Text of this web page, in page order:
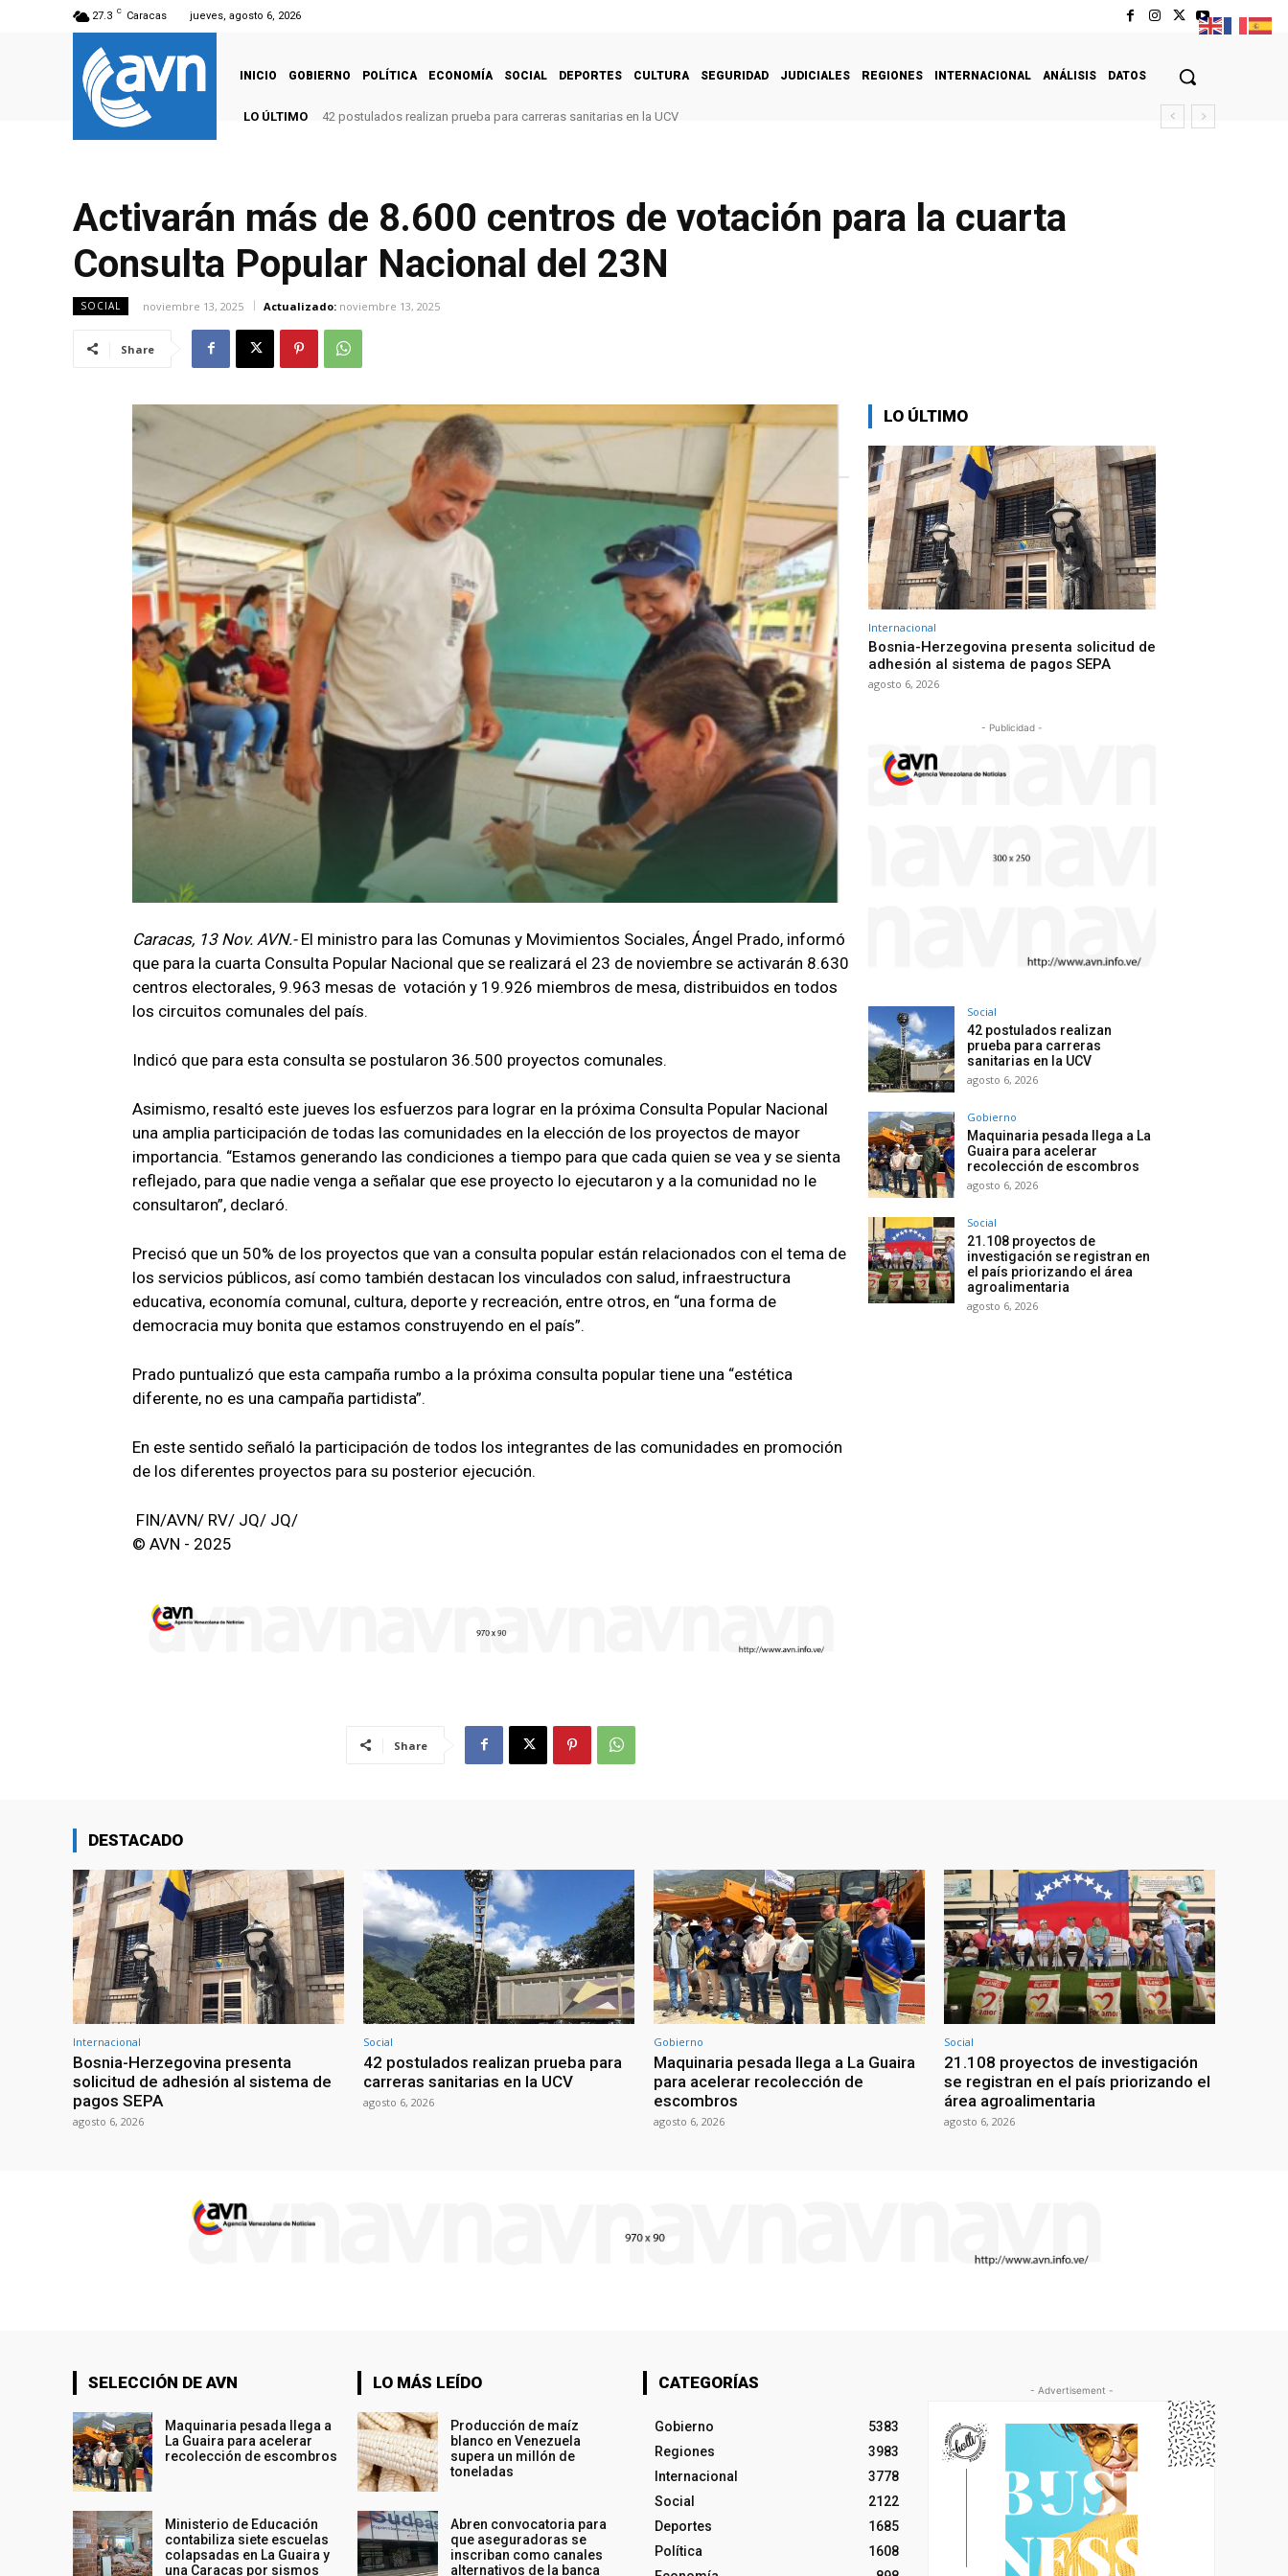
27.3 C Caracas jueves, agosto 6, 2026
INICIO GOBIERNO POLÍTICA ECONOMÍA SOCIAL DEPORTES CULTURA SEGURIDAD JUDICIALES REGIONES INTERNACIONAL ANÁLISIS DATOS
LO ÚLTIMO 42 postulados realizan prueba para carreras sanitarias en la UCV
Activarán más de 8.600 centros de votación para la cuarta
Consulta Popular Nacional del 23N
SOCIAL noviembre 13, 2025 Actualizado: noviembre 13, 2025
Share
Caracas, 13 Nov. AVN.- El ministro para las Comunas y Movimientos Sociales, Ángel Prado, informó
que para la cuarta Consulta Popular Nacional que se realizará el 23 de noviembre se activarán 8.630
centros electorales, 9.963 mesas de votación y 19.926 miembros de mesa, distribuidos en todos
los circuitos comunales del país.
Indicó que para esta consulta se postularon 36.500 proyectos comunales.
Asimismo, resaltó este jueves los esfuerzos para lograr en la próxima Consulta Popular Nacional
una amplia participación de todas las comunidades en la elección de los proyectos de mayor
importancia. “Estamos generando las condiciones a tiempo para que cada quien se vea y se sienta
reflejado, para que nadie venga a señalar que ese proyecto lo ejecutaron y a la comunidad no le
consultaron”, declaró.
Precisó que un 50% de los proyectos que van a consulta popular están relacionados con el tema de
los servicios públicos, así como también destacan los vinculados con salud, infraestructura
educativa, economía comunal, cultura, deporte y recreación, entre otros, en “una forma de
democracia muy bonita que estamos construyendo en el país”.
Prado puntualizó que esta campaña rumbo a la próxima consulta popular tiene una “estética
diferente, no es una campaña partidista”.
En este sentido señaló la participación de todos los integrantes de las comunidades en promoción
de los diferentes proyectos para su posterior ejecución.
FIN/AVN/ RV/ JQ/ JQ/
© AVN - 2025
Share
LO ÚLTIMO
Internacional
Bosnia-Herzegovina presenta solicitud de
adhesión al sistema de pagos SEPA
agosto 6, 2026
- Publicidad -
Social
42 postulados realizan
prueba para carreras
sanitarias en la UCV
agosto 6, 2026
Gobierno
Maquinaria pesada llega a La
Guaira para acelerar
recolección de escombros
agosto 6, 2026
Social
21.108 proyectos de
investigación se registran en
el país priorizando el área
agroalimentaria
agosto 6, 2026
DESTACADO
Internacional
Bosnia-Herzegovina presenta
solicitud de adhesión al sistema de
pagos SEPA
agosto 6, 2026
Social
42 postulados realizan prueba para
carreras sanitarias en la UCV
agosto 6, 2026
Gobierno
Maquinaria pesada llega a La Guaira
para acelerar recolección de
escombros
agosto 6, 2026
Social
21.108 proyectos de investigación
se registran en el país priorizando el
área agroalimentaria
agosto 6, 2026
SELECCIÓN DE AVN
Maquinaria pesada llega a
La Guaira para acelerar
recolección de escombros
Ministerio de Educación
contabiliza siete escuelas
colapsadas en La Guaira y
una Caracas por sismos
LO MÁS LEÍDO
Producción de maíz
blanco en Venezuela
supera un millón de
toneladas
Abren convocatoria para
que aseguradoras se
inscriban como canales
alternativos de la banca
CATEGORÍAS
Gobierno
5383
Regiones
3983
Internacional
3778
Social
2122
Deportes
1685
Política
1608
- Advertisement -